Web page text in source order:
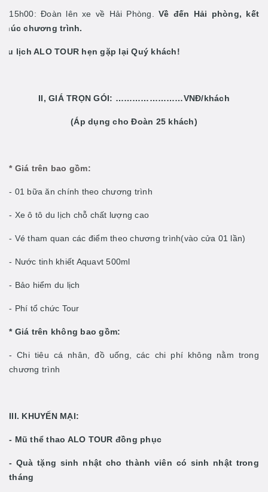
- 15h00: Đoàn lên xe về Hải Phòng.Về đến Hải phòng, kết
thúc chương trình.
Du lịch ALO TOUR hẹn gặp lại Quý khách!
II, GIÁ TRỌN GÓI: ……………………VNĐ/khách
(Áp dụng cho Đoàn 25 khách)
* Giá trên bao gồm:
- 01 bữa ăn chính theo chương trình
- Xe ô tô du lịch chỗ chất lượng cao
- Vé tham quan các điểm theo chương trình(vào cửa 01 lần)
- Nước tinh khiết Aquavt 500ml
- Bảo hiểm du lịch
- Phí tổ chức Tour
* Giá trên không bao gồm:
- Chi tiêu cá nhân, đồ uống, các chi phí không nằm trong
chương trình
III. KHUYẾN MẠI:
- Mũ thể thao ALO TOUR đồng phục
- Quà tặng sinh nhật cho thành viên có sinh nhật trong
tháng